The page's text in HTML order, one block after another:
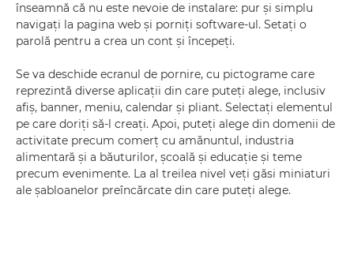
înseamnă că nu este nevoie de instalare: pur şi simplu
navigaţi la pagina web şi porniţi software-ul. Setaţi o
parolă pentru a crea un cont şi începeţi.
Se va deschide ecranul de pornire, cu pictograme care
reprezintă diverse aplicaţii din care puteţi alege, inclusiv
afiş, banner, meniu, calendar şi pliant. Selectaţi elementul
pe care doriţi să-l creaţi. Apoi, puteţi alege din domenii de
activitate precum comerţ cu amănuntul, industria
alimentară şi a băuturilor, şcoală şi educaţie şi teme
precum evenimente. La al treilea nivel veţi găsi miniaturi
ale şabloanelor preîncărcate din care puteţi alege.